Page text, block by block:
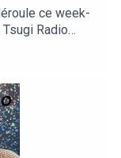
ce week-
Radio
l'île du Petit-
vit au
sur le
Tina Ardor,
du festival.